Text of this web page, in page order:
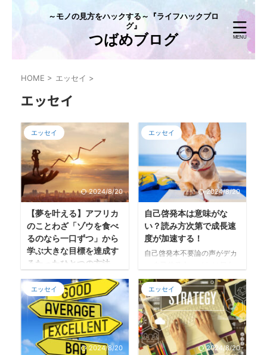
～モノの見方をハックする～『ライフハックブロ
グ』
つばめブログ
HOME > エッセイ >
エッセイ
エッセイ
2024/8/20
【夢を叶える】アフリカ
のことわざ「ゾウを食べ
るのなら一口ずつ」から
学ぶ大きな目標を達成す
るたったひとつの方法
「出来た」という達成感の積
み重ね＝幸福 突然ですが質問
です。 「ゾウを一頭、丸ごと
食べる方法は？」 答え
は・・・ 「一口ずつ食べ
る。」 実はこれ、アフリカの
ことわざだそうです。 「ゾウ
エッセイ
2024/8/20
自己啓発本は意味がな
い？読み方次第で成長速
度が加速する！
自己啓発本不要論の声がデカ
の生き方や心のありよう、能
力向上や成功のための手段を
説く指南書として不変の人気
があります。 年々その需要は
増加傾向にあり、「単行本の
年間売上ベスト３０」の中
で、１９９０年代前半では１
エッセイ
2024/8/20
エッセイ
2024/8/20